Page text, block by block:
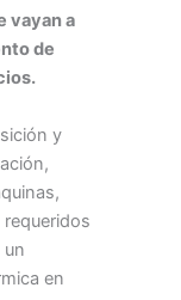
vayan a
de
y
un
en